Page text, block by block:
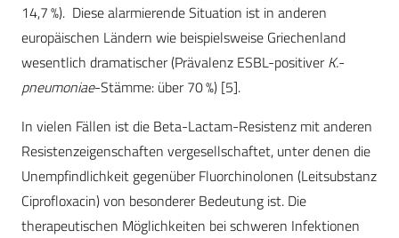
14,7 %). Diese alarmierende Situation ist in anderen
europäischen Ländern wie beispielsweise Griechenland
wesentlich dramatischer (Prävalenz ESBL-positiverK.-
pneumoniae-Stämme: über 70 %) [5].
In vielen Fällen ist die Beta-Lactam-Resistenz mit anderen
Resistenzeigenschaften vergesellschaftet, unter denen die
Unempfindlichkeit gegenüber Fluorchinolonen (Leitsubstanz
Ciprofloxacin) von besonderer Bedeutung ist. Die
therapeutischen Möglichkeiten bei schweren Infektionen